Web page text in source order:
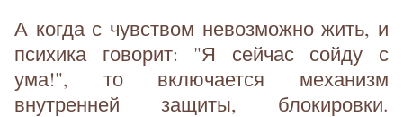
А когда с чувством невозможно жить, и
психика говорит: "Я сейчас сойду с
ума!", то включается механизм
внутренней защиты, блокировки.